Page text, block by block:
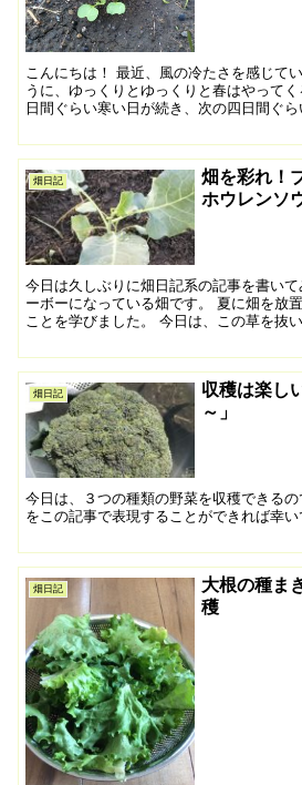
こんにちは！ 最近、風の冷たさを感じて
うに、ゆっくりとゆっくりと春はやって
日間ぐらい寒い日が続き、次の四日間ぐ
畑日記
畑を彩れ！
ホウレンソ
今日は久しぶりに畑日記系の記事を書い
ーボーになっている畑です。 夏に畑を放
ことを学びました。 今日は、この草を抜
畑日記
収穫は楽し
～」
今日は、３つの種類の野菜を収穫できる
をこの記事で表現することができれば幸い
畑日記
大根の種ま
穫